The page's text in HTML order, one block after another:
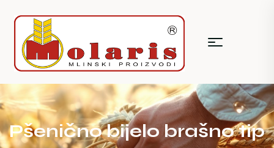
Pšenično bijelo brašno tip